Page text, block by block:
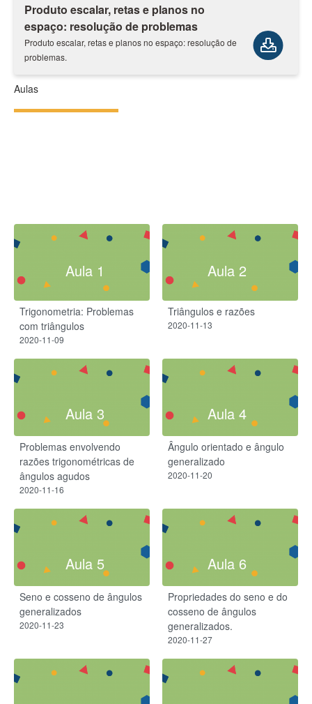
Produto escalar, retas e planos no
espaço: resolução de problemas
Produto escalar, retas e planos no espaço: resolução de
problemas.
Aulas
Aula 1
Trigonometria: Problemas
com triângulos
2020-11-09
Aula 2
Triângulos e razões
2020-11-13
Aula 3
Problemas envolvendo
razões trigonométricas de
ângulos agudos
2020-11-16
Aula 4
Ângulo orientado e ângulo
generalizado
2020-11-20
Aula 5
Seno e cosseno de ângulos
generalizados
2020-11-23
Aula 6
Propriedades do seno e do
cosseno de ângulos
generalizados.
2020-11-27